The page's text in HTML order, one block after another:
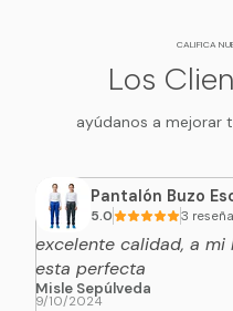
CALIFICA
Los
ayúdanos a mejorar
Pantalón Buzo
5.0 3
excelente calidad, a
esta perfecta
Misle Sepúlveda
9/10/2024